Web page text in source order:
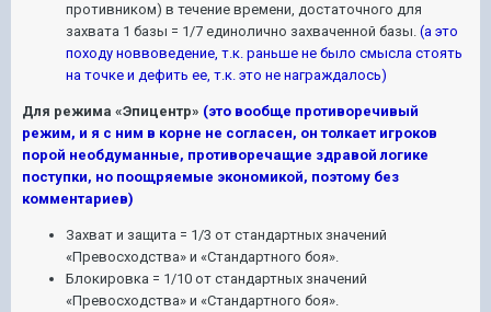
противником) в течение времени, достаточного для
захвата 1 базы = 1/7 единолично захваченной базы. (а это
походу новвоведение, т.к. раньше не было смысла стоять
на точке и дефить ее, т.к. это не награждалось)
Для режима «Эпицентр» (это вообще противоречивый
режим, и я с ним в корне не согласен, он толкает игроков
порой необдуманные, противоречащие здравой логике
поступки, но поощряемые экономикой, поэтому без
комментариев)
Захват и защита = 1/3 от стандартных значений
«Превосходства» и «Стандартного боя».
Блокировка = 1/10 от стандартных значений
«Превосходства» и «Стандартного боя».